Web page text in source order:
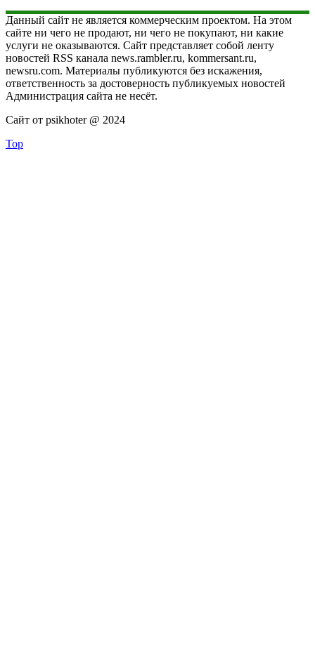
Данный сайт не является коммерческим проектом. На этом
сайте ни чего не продают, ни чего не покупают, ни какие
услуги не оказываются. Сайт представляет собой ленту
новостей RSS канала news.rambler.ru, kommersant.ru,
newsru.com. Материалы публикуются без искажения,
ответственность за достоверность публикуемых новостей
Администрация сайта не несёт.
Сайт от psikhoter @ 2024
Top